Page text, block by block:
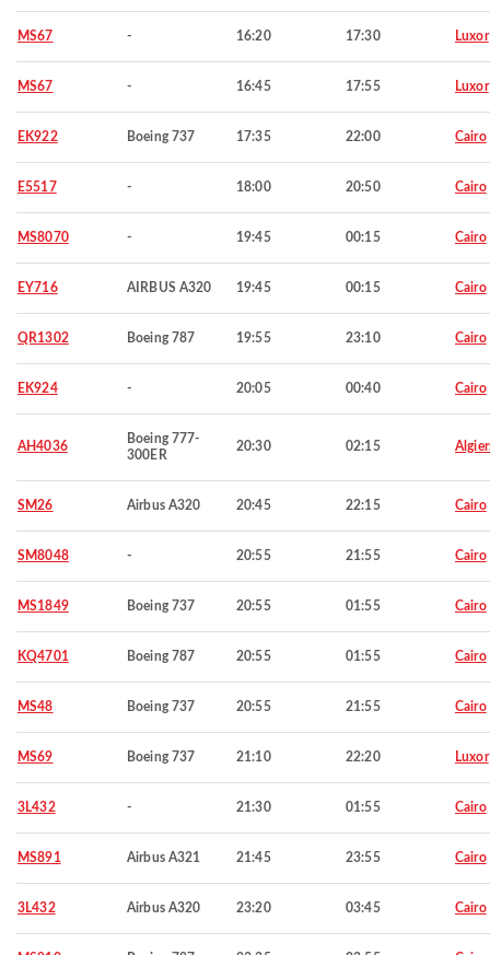
MS67 - 16:20 17:30 Luxor
MS67 - 16:45 17:55 Luxor
EK922 Boeing 737 17:35 22:00 Cairo
E5517 - 18:00 20:50 Cairo
MS8070 - 19:45 00:15 Cairo
EY716 AIRBUS A320 19:45 00:15 Cairo
QR1302 Boeing 787 19:55 23:10 Cairo
EK924 - 20:05 00:40 Cairo
AH4036
Boeing 777-
300ER
20:30 02:15
SM26 Airbus A320 20:45 22:15 Cairo
SM8048 - 20:55 21:55 Cairo
MS1849 Boeing 737 20:55 01:55 Cairo
KQ4701 Boeing 787 20:55 01:55 Cairo
MS48 Boeing 737 20:55 21:55 Cairo
MS69 Boeing 737 21:10 22:20 Luxor
3L432 - 21:30 01:55 Cairo
MS891 Airbus A321 21:45 23:55 Cairo
3L432 Airbus A320 23:20 03:45 Cairo